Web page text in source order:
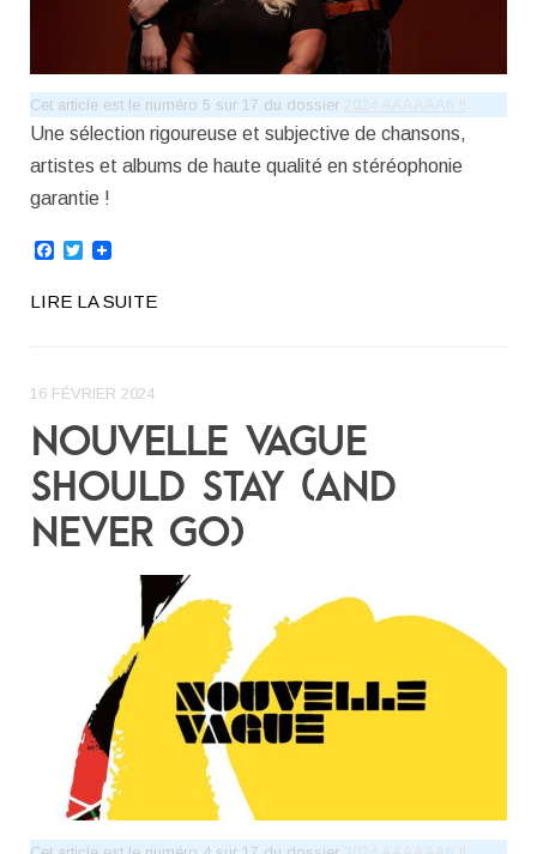
Cet article est le numéro 5 sur 17 du dossier 2024 AAAAAAh !!
Une sélection rigoureuse et subjective de chansons,
artistes et albums de haute qualité en stéréophonie
garantie !
Facebook
Twitter
LIRE LA SUITE
16 FÉVRIER 2024
NOUVELLE VAGUE
SHOULD STAY (AND
NEVER GO)